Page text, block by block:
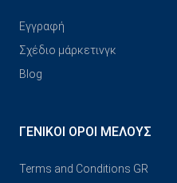
Εγγραφή
Σχέδιο μάρκετινγκ
Blog
ΓΕΝΙΚΟΊ ΌΡΟΙ ΜΈΛΟΥΣ
Terms and Conditions GR